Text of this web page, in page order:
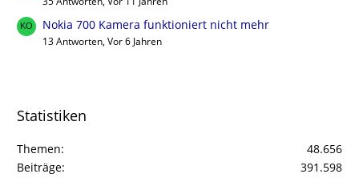
Nokia 700 Kamera funktioniert nicht mehr
13 Antworten, Vor 6 Jahren
Statistiken
Themen
48.656
Beiträge
391.598